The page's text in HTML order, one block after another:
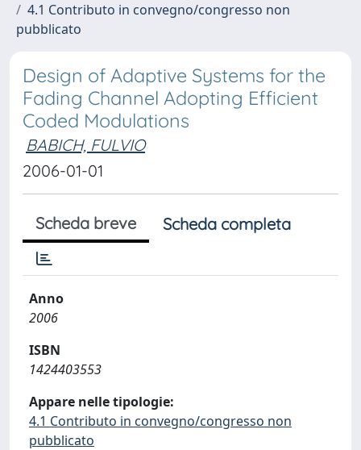
4.1 Contributo in convegno/congresso non
pubblicato
Design of Adaptive Systems for the
Fading Channel Adopting Efficient
Coded Modulations
BABICH, FULVIO
2006-01-01
Scheda breve Scheda completa
Anno
2006
ISBN
1424403553
Appare nelle tipologie:
4.1 Contributo in convegno/congresso non
pubblicato